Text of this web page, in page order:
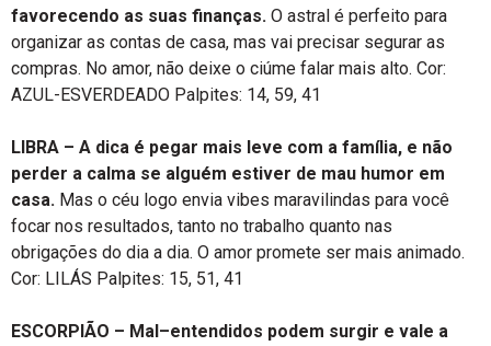
favorecendo as suas finanças. O astral é perfeito para
organizar as contas de casa, mas vai precisar segurar as
compras. No amor, não deixe o ciúme falar mais alto. Cor:
AZUL-ESVERDEADO Palpites: 14, 59, 41
LIBRA – A dica é pegar mais leve com a família, e não
perder a calma se alguém estiver de mau humor em
casa. Mas o céu logo envia vibes maravilindas para você
focar nos resultados, tanto no trabalho quanto nas
obrigações do dia a dia. O amor promete ser mais animado.
Cor: LILÁS Palpites: 15, 51, 41
ESCORPIÃO – Mal–entendidos podem surgir e vale a